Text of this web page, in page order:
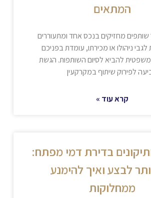
המתאים
מחזיקים בנכס אחד ומתעוררים
לגבי ניהולו או מכירתו, עומדת בפניכם
להביא לסיום השותפות. הגשת
לפירוק שיתוף במקרקעין
קרא עוד »
בדירת דמי מפתח:
לבצע ואיך להימנע
ממחלוקות